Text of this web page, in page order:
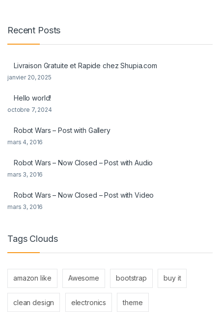
Recent Posts
Livraison Gratuite et Rapide chez Shupia.com
janvier 20, 2025
Hello world!
octobre 7, 2024
Robot Wars – Post with Gallery
mars 4, 2016
Robot Wars – Now Closed – Post with Audio
mars 3, 2016
Robot Wars – Now Closed – Post with Video
mars 3, 2016
Tags Clouds
amazon like Awesome bootstrap buy it
clean design electronics theme